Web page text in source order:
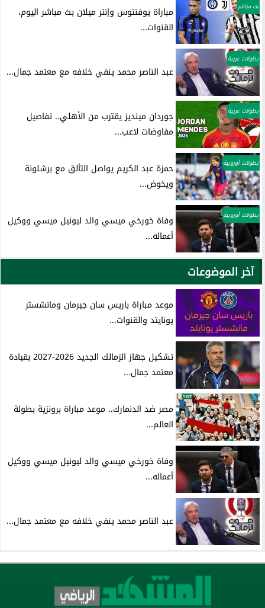
بث مباشر
مباراة يوفنتوس وإنتر ميلان بث مباشر اليوم،
القنوات...
بطولات عربية
عبد الناصر محمد ينفي خلافه مع معتمد جمال...
بطولات عربية
جوردان مينديز يقترب من الأهلي.. تفاصيل
مفاوضات لاعب...
بطولات أوروبية
حمزة عبد الكريم يواصل التألق مع برشلونة
ويخوض...
بطولات أوروبية
وفاة خورخي ميسي والد ليونيل ميسي ووكيل
أعماله...
آخر الموضوعات
موعد مباراة باريس سان جيرمان ومانشستر
يونايتد والقنوات...
تشكيل جهاز الزمالك الجديد 2026-2027 بقيادة
معتمد جمال...
مصر ضد الدنمارك.. موعد مباراة برونزية بطولة
العالم...
وفاة خورخي ميسي والد ليونيل ميسي ووكيل
أعماله...
عبد الناصر محمد ينفي خلافه مع معتمد جمال...